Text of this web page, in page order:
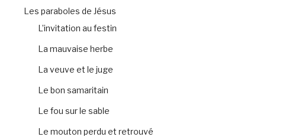
Les paraboles de Jésus
L’invitation au festin
La mauvaise herbe
La veuve et le juge
Le bon samaritain
Le fou sur le sable
Le mouton perdu et retrouvé